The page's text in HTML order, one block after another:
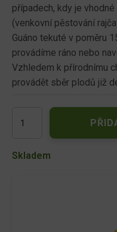
případech, kdy je
(venkovní pěstování
Guáno tekuté v poměru
provádíme ráno nebo
Vzhledem k přírodnímu
provádět sběr plodů již
guáno
množství
Skladem